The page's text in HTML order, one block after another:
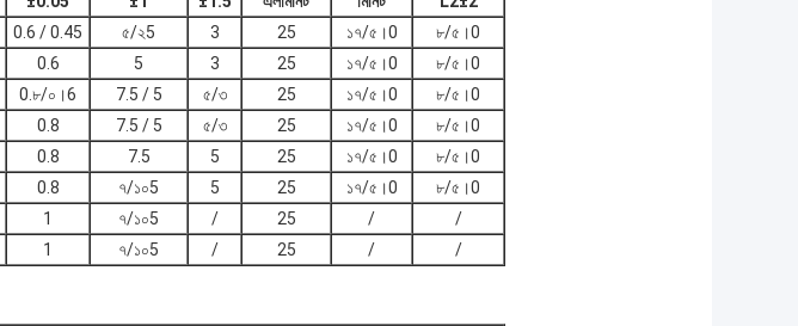
0.6 / 0.45 ৫/২5 3 25 ১৭/৫।0
৮/৫।0
0.6 5 3 25 ১৭/৫।0
৮/৫।0
0.৮/০।6 7.5 / 5 ৫/৩ 25 ১৭/৫।0
৮/৫।0
0.8 7.5 / 5 ৫/৩ 25 ১৭/৫।0
৮/৫।0
0.8 7.5 5 25 ১৭/৫।0
৮/৫।0
0.8 ৭/১০5 5 25 ১৭/৫।0
৮/৫।0
1 ৭/১০5 / 25 /
/
1 ৭/১০5 / 25 / /